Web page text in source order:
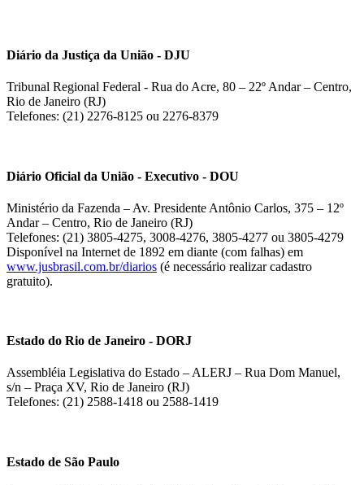
Diário da Justiça da União - DJU
Tribunal Regional Federal - Rua do Acre, 80 – 22º Andar – Centro,
Rio de Janeiro (RJ)
Telefones: (21) 2276-8125 ou 2276-8379
Diário Oficial da União - Executivo - DOU
Ministério da Fazenda – Av. Presidente Antônio Carlos, 375 – 12º
Andar – Centro, Rio de Janeiro (RJ)
Telefones: (21) 3805-4275, 3008-4276, 3805-4277 ou 3805-4279
Disponível na Internet de 1892 em diante (com falhas) em
www.jusbrasil.com.br/diarios (é necessário realizar cadastro
gratuito).
Estado do Rio de Janeiro - DORJ
Assembléia Legislativa do Estado – ALERJ – Rua Dom Manuel,
s/n – Praça XV, Rio de Janeiro (RJ)
Telefones: (21) 2588-1418 ou 2588-1419
Estado de São Paulo